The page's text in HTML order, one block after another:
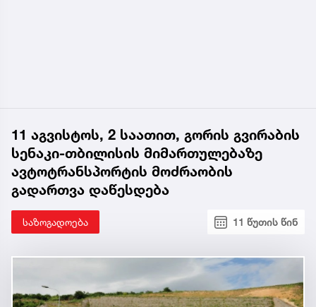
11 აგვისტოს, 2 საათით, გორის გვირაბის
სენაკი-თბილისის მიმართულებაზე
ავტოტრანსპორტის მოძრაობის
გადართვა დაწესდება
საზოგადოება 11 წუთის წინ